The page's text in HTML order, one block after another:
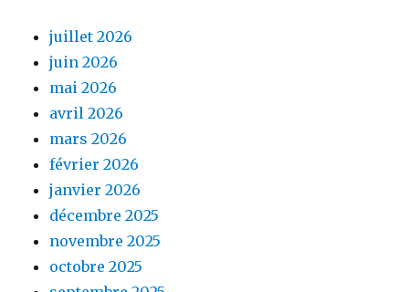
juillet 2026
juin 2026
mai 2026
avril 2026
mars 2026
février 2026
janvier 2026
décembre 2025
novembre 2025
octobre 2025